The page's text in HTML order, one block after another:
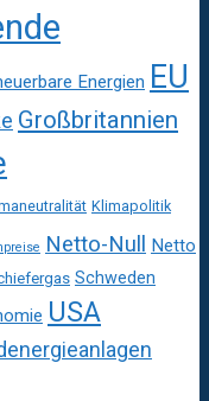
Energien EU
Großbritannien
Klimapolitik
Netto-Null Netto
Schweden
USA